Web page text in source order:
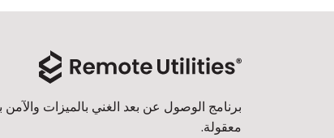
برنامج الوصول عن بعد الغني بالميزات والآمن
معقولة.